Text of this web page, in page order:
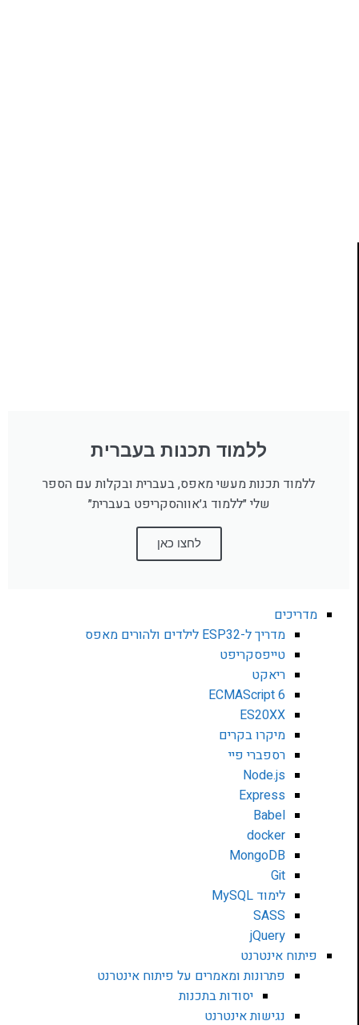
ללמוד תכנות בעברית
ללמוד תכנות מעשי מאפס, בעברית ובקלות עם הספר
שלי ״ללמוד ג׳אווהסקריפט בעברית״
לחצו כאן
מדריכים
מדריך ל-ESP32 לילדים ולהורים מאפס
טייפסקריפט
ריאקט
ECMAScript 6
ES20XX
מיקרו בקרים
רספברי פיי
Node.js
Express
Babel
docker
MongoDB
Git
לימוד MySQL
SASS
jQuery
פיתוח אינטרנט
פתרונות ומאמרים על פיתוח אינטרנט
יסודות בתכנות
נגישות אינטרנט